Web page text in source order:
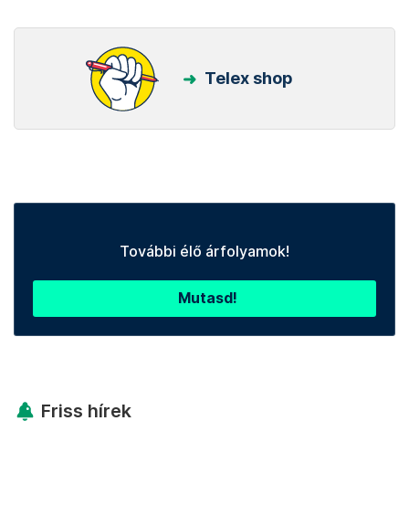
Telex shop
További élő árfolyamok!
Mutasd!
Friss hírek